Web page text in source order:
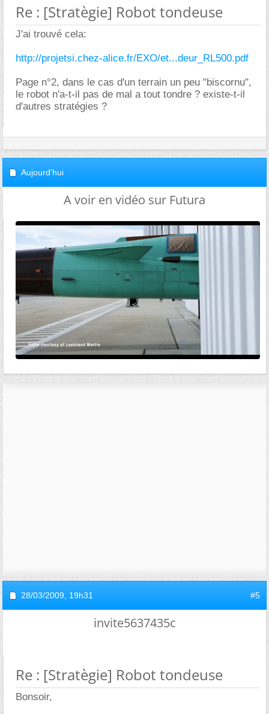
Re : [Stratègie] Robot tondeuse
J'ai trouvé cela:
http://projetsi.chez-alice.fr/EXO/et...deur_RL500.pdf
Page n°2, dans le cas d'un terrain un peu "biscornu",
le robot n'a-t-il pas de mal a tout tondre ? existe-t-il
d'autres stratégies ?
Aujourd'hui
A voir en vidéo sur Futura
28/03/2009, 19h31 #5
invite5637435c
Re : [Stratègie] Robot tondeuse
Bonsoir,